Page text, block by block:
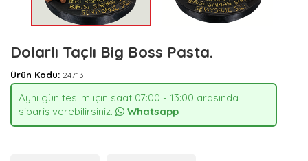
Dolarlı Taçlı Big Boss Pasta.
Ürün Kodu: 24713
Aynı gün teslim için saat 07:00 - 13:00 arasında
sipariş verebilirsiniz.
Whatsapp